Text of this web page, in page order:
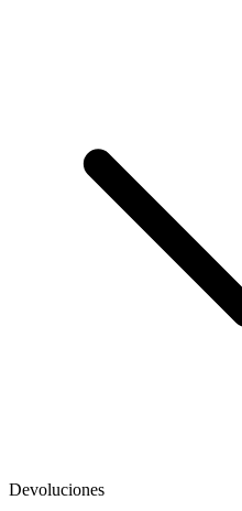
Devoluciones